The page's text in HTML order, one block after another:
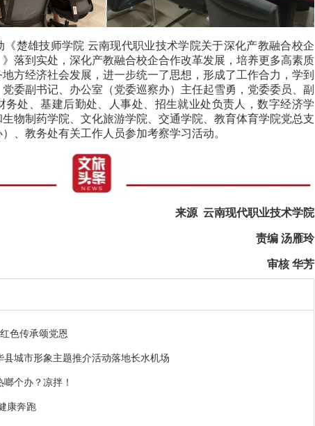
《楚雄技师学院 云南现代职业技术学院关于深化产教融合校企
落到实处，深化产教融合校企合作改革发展，培养更多高素质
方经济社会发展，进一步统一了思想，形成了工作合力，学到
委副书记、办公室（党委巡察办）主任起雪勇，党委委员、副
务处、基建后勤处、人事处、招生就业处负责人，数字经济学
物制药学院、文化旅游学院、交通学院、教育体育学院党总支
、教务处有关工作人员参加考察学习活动。
来源 云南现代职业技术学院
责编 汤雁玲
审核 华芳
色传承颂党恩
县城市形象主题推介活动落地长水机场
个办？凉拌！
康奔跑